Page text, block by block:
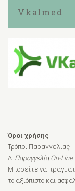
Vkalmed
Όροι χρήσης
Τρόποι Παραγγελίας
A. Παραγγελία On-Line
Μπορείτε να
το αξιόπιστο και